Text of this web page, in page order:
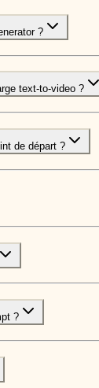
?
text-to-video ?
de départ ?
?